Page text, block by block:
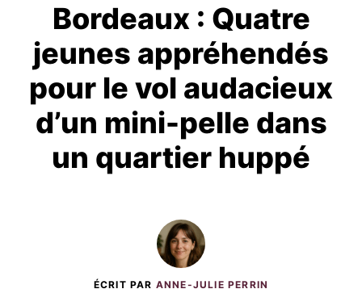
Bordeaux : Quatre
jeunes appréhendés
pour le vol audacieux
d’un mini-pelle dans
un quartier huppé
ÉCRIT PAR ANNE-JULIE PERRIN